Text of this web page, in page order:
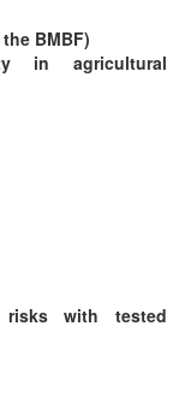
BMBF)
in agricultural
risks with tested